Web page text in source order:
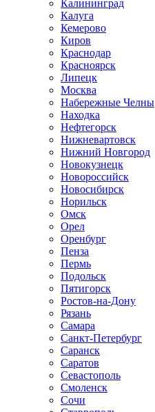
Калининград
Калуга
Кемерово
Киров
Краснодар
Красноярск
Липецк
Москва
Набережные Челны
Находка
Нефтегорск
Нижневартовск
Нижний Новгород
Новокузнецк
Новороссийск
Новосибирск
Норильск
Омск
Орел
Оренбург
Пенза
Пермь
Подольск
Пятигорск
Ростов-на-Дону
Рязань
Самара
Санкт-Петербург
Саранск
Саратов
Севастополь
Смоленск
Сочи